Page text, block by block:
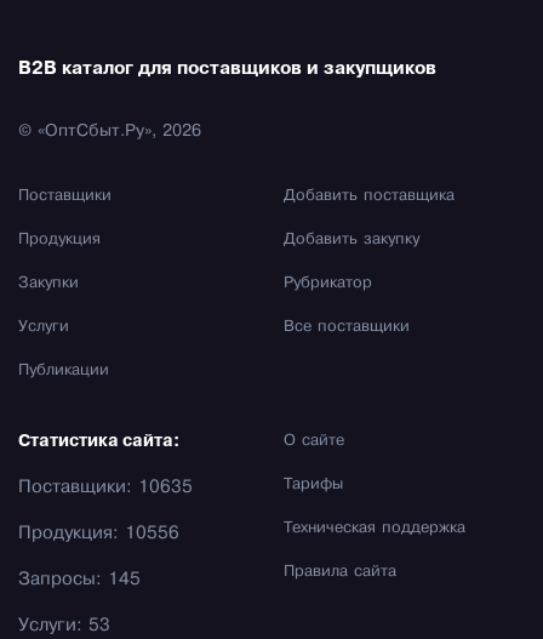
B2B каталог для поставщиков и закупщиков
© «ОптСбыт.Ру», 2026
Поставщики
Продукция
Закупки
Услуги
Публикации
Добавить поставщика
Добавить закупку
Рубрикатор
Все поставщики
О сайте
Тарифы
Техническая поддержка
Правила сайта
Статистика сайта:
Поставщики: 10635
Продукция: 10556
Запросы: 145
Услуги: 53